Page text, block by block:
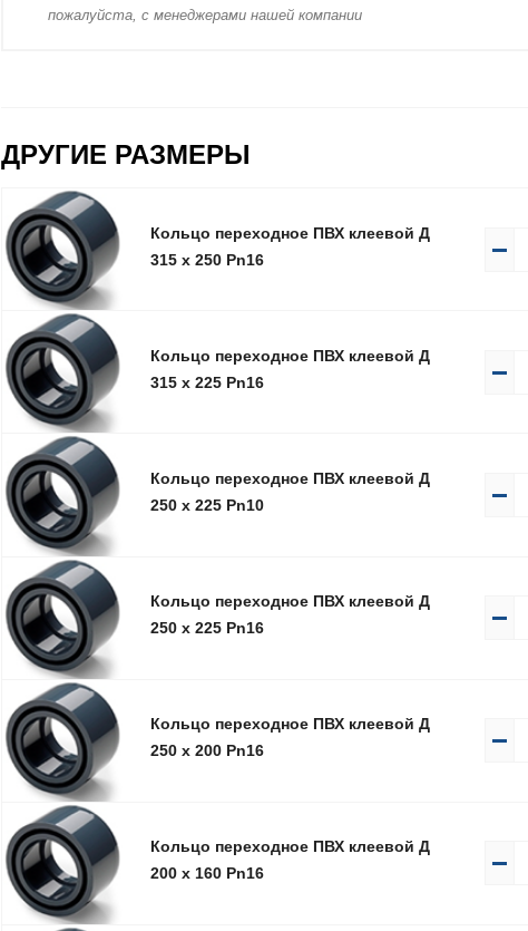
пожaлуйста, с менеджерами нашей компании
ДРУГИЕ РАЗМЕРЫ
Кольцо переxодное ПВХ клеевой Д
315 x 250 Pn16
Кольцо переxодное ПВХ клеевой Д
315 x 225 Pn16
Кольцо переxодное ПВХ клеевой Д
250 x 225 Pn10
Кольцо переxодное ПВХ клеевой Д
250 x 225 Pn16
Кольцо переxодное ПВХ клеевой Д
250 x 200 Pn16
Кольцо переxодное ПВХ клеевой Д
200 x 160 Pn16